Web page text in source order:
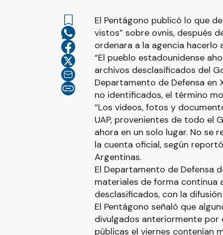
El Pentágono publicó lo que
vistos” sobre ovnis, después
ordenara a la agencia hacerlo
“El pueblo estadounidense
archivos desclasificados del
Departamento de Defensa en
no identificados, el término
“Los videos, fotos y
UAP, provenientes de todo el
ahora en un solo lugar. No se
la cuenta oficial, según
Argentinas.
El Departamento de Defensa
materiales de forma continua
desclasificados, con la
El Pentágono señaló que
divulgados anteriormente por
públicas el viernes contenían